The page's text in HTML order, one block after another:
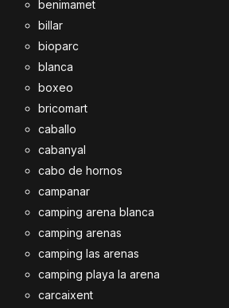
benimamet
billar
bioparc
blanca
boxeo
bricomart
caballo
cabanyal
cabo de hornos
campanar
camping arena blanca
camping arenas
camping las arenas
camping playa la arena
carcaixent